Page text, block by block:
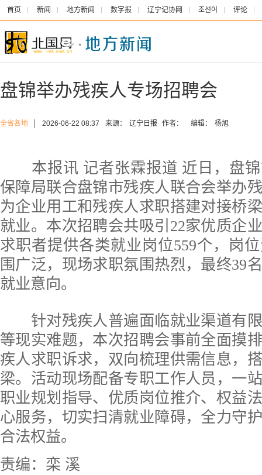
首页 新闻 地方新闻 数字报 辽宁记协网 조선어 评论
盘锦举办残疾人专场招聘会
全省各地 2026-06-22 08:37 来源： 辽宁日报 作者： 编辑： 杨旭
本报讯 记者张霖报道 近日，盘锦
保障局联合盘锦市残疾人联合会举办
为企业用工和残疾人求职搭建对接桥
就业。本次招聘会共吸引22家优质企
求职者提供各类就业岗位559个，岗
围广泛，现场求职氛围热烈，最终39
就业意向。
针对残疾人普遍面临就业渠道有限
等现实难题，本次招聘会事前全面摸
疾人求职诉求，双向梳理供需信息，
梁。活动现场配备专职工作人员，一
职业规划指导、优质岗位推介、权益
心服务，切实扫清就业障碍，全力守
合法权益。
责编：栾 溪